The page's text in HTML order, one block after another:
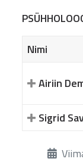
Nimi
Airiin
Sigrid
Üksikasjad